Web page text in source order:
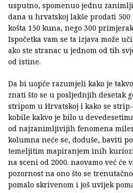
usputno, spomenuo jednu
dana u hrvatskoj lakše prodati
košta 150 kuna, nego 300
Ispočetka vam se ta izjava može
ako ste stranac u jednom od tih
od istine.
Da bi uopće razumjeli kako je
znati što se u posljednjih desetak
stripom u Hrvatskoj i kako se
kobile kakvo je bilo u
od najzanimljivijih fenomena
kolumna neće se, doduše, baviti
temeljitim mapiranjem inih
na sceni od 2000. naovamo već
pozornost na ono što se
pomalo skrivenom i još uvijek